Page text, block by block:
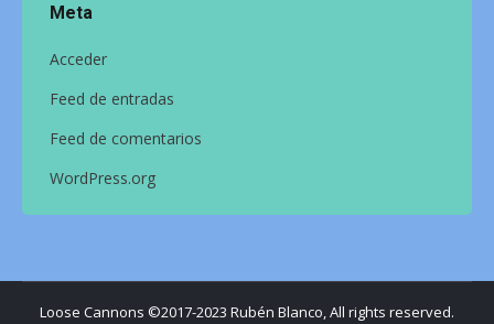
Meta
Acceder
Feed de entradas
Feed de comentarios
WordPress.org
Loose Cannons ©2017-2023 Rubén Blanco, All rights reserved.